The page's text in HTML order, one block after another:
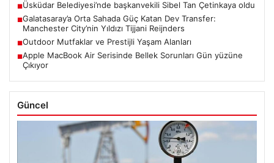
■Üsküdar Belediyesi’nde başkanvekili Sibel Tan Çetinkaya oldu
■Galatasaray’a Orta Sahada Güç Katan Dev Transfer:
Manchester City’nin Yıldızı Tijjani Reijnders
■Outdoor Mutfaklar ve Prestijli Yaşam Alanları
■Apple MacBook Air Serisinde Bellek Sorunları Gün yüzüne
Çıkıyor
Güncel